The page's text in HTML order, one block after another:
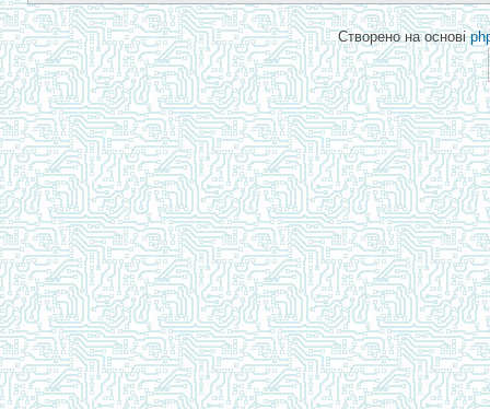
Створено на основі